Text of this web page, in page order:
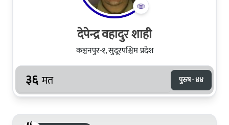
देपेन्द्र वहादुर शाही
कञ्चनपुर-१, सुदूरपश्चिम प्रदेश
३६ मत पुरुष · ४४